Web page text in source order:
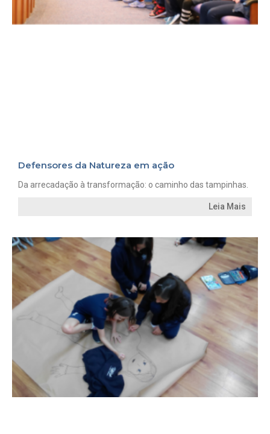
Defensores da Natureza em ação
Da arrecadação à transformação: o caminho das tampinhas.
Leia Mais